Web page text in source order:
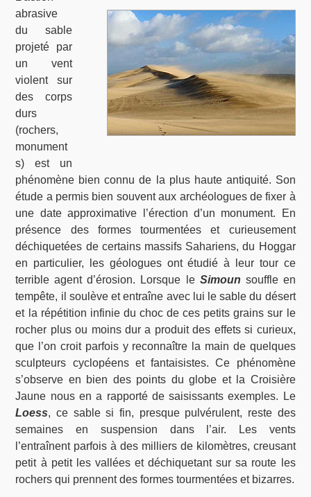
abrasive
du sable
projeté par
un vent
violent sur
des corps
durs
(rochers,
monument
s) est un
phénomène bien connu de la plus haute antiquité. Son
étude a permis bien souvent aux archéologues de fixer à
une date approximative l’érection d’un monument. En
présence des formes tourmentées et curieusement
déchiquetées de certains massifs Sahariens, du Hoggar
en particulier, les géologues ont étudié à leur tour ce
terrible agent d’érosion. Lorsque le Simoun souffle en
tempête, il soulève et entraîne avec lui le sable du désert
et la répétition infinie du choc de ces petits grains sur le
rocher plus ou moins dur a produit des effets si curieux,
que l’on croit parfois y reconnaître la main de quelques
sculpteurs cyclopéens et fantaisistes. Ce phénomène
s’observe en bien des points du globe et la Croisière
Jaune nous en a rapporté de saisissants exemples. Le
Loess, ce sable si fin, presque pulvérulent, reste des
semaines en suspension dans l’air. Les vents
l’entraînent parfois à des milliers de kilomètres, creusant
petit à petit les vallées et déchiquetant sur sa route les
rochers qui prennent des formes tourmentées et bizarres.